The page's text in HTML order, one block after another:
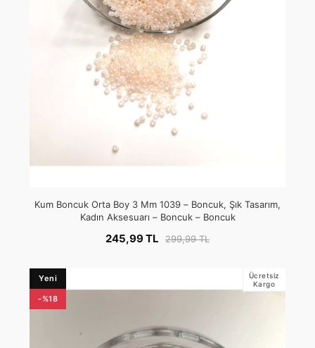
Kum Boncuk Orta Boy 3 Mm 1039 – Boncuk, Şık Tasarım,
Kadın Aksesuarı – Boncuk – Boncuk
245,99 TL 299,99 TL
Yeni
-%18
Ücretsiz
Kargo